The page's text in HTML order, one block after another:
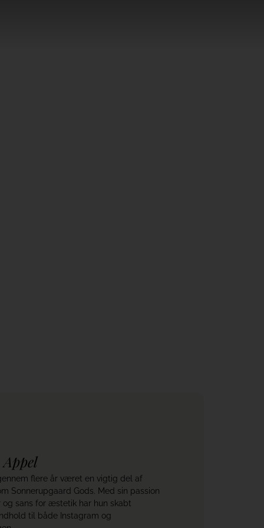
flere år været en vigtig del af
Sonnerupgaard Gods. Med sin passion
sans for æstetik har hun skabt
til både Instagram og